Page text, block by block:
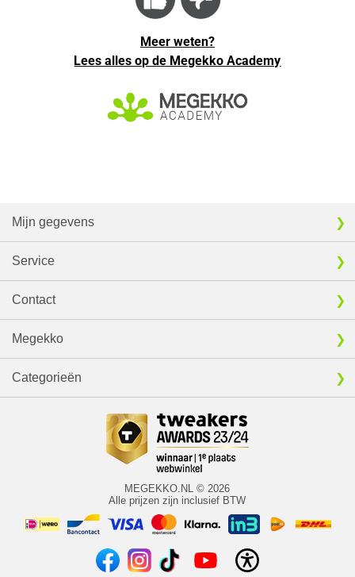
Meer weten?
Lees alles op de Megekko Academy
Mijn gegevens
Service
Contact
Megekko
Categorieën
MEGEKKO.NL © 2026
Alle prijzen zijn inclusief BTW